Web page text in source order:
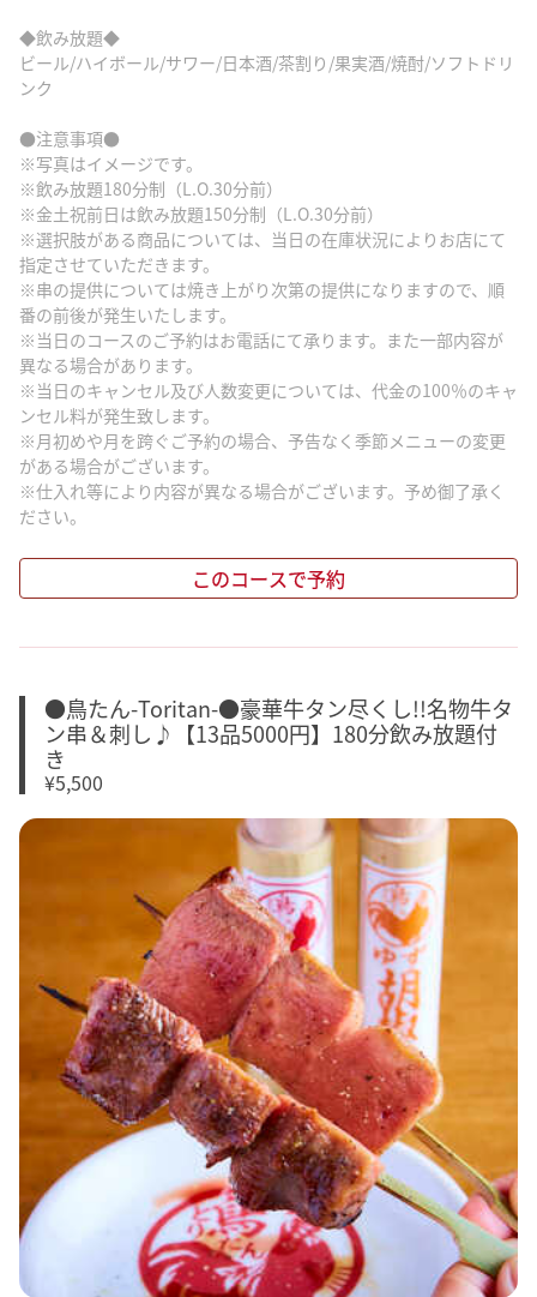
◆飲み放題◆
ビール/ハイボール/サワー/日本酒/茶割り/果実酒/焼酎/ソフトドリ
ンク
●注意事項●
※写真はイメージです。
※飲み放題180分制（L.O.30分前）
※金土祝前日は飲み放題150分制（L.O.30分前）
※選択肢がある商品については、当日の在庫状況によりお店にて
指定させていただきます。
※串の提供については焼き上がり次第の提供になりますので、順
番の前後が発生いたします。
※当日のコースのご予約はお電話にて承ります。また一部内容が
異なる場合があります。
※当日のキャンセル及び人数変更については、代金の100％のキャ
ンセル料が発生致します。
※月初めや月を跨ぐご予約の場合、予告なく季節メニューの変更
がある場合がございます。
※仕入れ等により内容が異なる場合がございます。予め御了承く
ださい。
このコースで予約
●鳥たん-Toritan-●豪華牛タン尽くし!!名物牛タ
ン串＆刺し♪【13品5000円】180分飲み放題付
き
¥5,500